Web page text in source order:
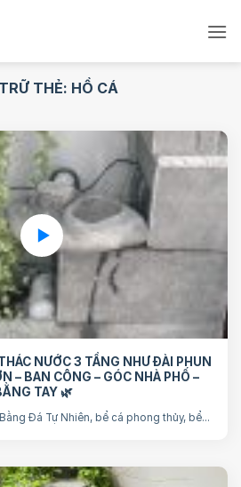
THẺ: HỒ CÁ
NƯỚC 3 TẦNG NHƯ ĐÀI PHUN
– BAN CÔNG – GÓC NHÀ PHỐ –
TAY 🌿
Đá Tự Nhiên, bể cá phong thủy, bể...